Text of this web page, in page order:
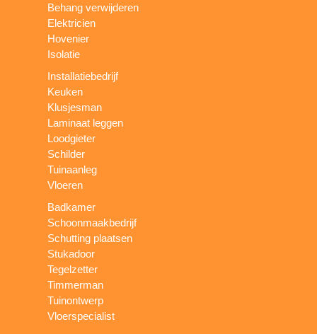
Behang verwijderen
Elektricien
Hovenier
Isolatie
Installatiebedrijf
Keuken
Klusjesman
Laminaat leggen
Loodgieter
Schilder
Tuinaanleg
Vloeren
Badkamer
Schoonmaakbedrijf
Schutting plaatsen
Stukadoor
Tegelzetter
Timmerman
Tuinontwerp
Vloerspecialist